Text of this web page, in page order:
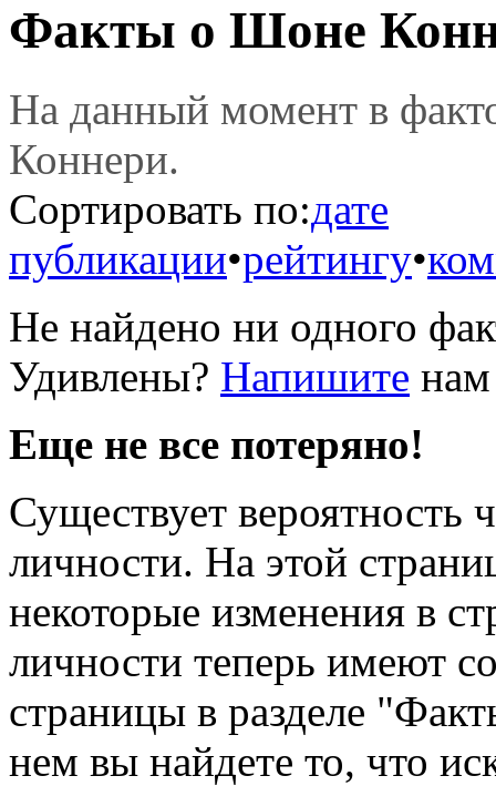
Факты о Шоне
На данный момент в
Коннери.
Сортировать по:дате
публикации•рейтингу•
Не найдено ни одного
Удивлены? Напишите
Еще не все потеряно!
Существует вероятность
личности. На этой
некоторые изменения в
личности теперь имеют
страницы в разделе
нем вы найдете то, что